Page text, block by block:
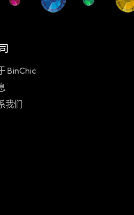
BinChic
我们